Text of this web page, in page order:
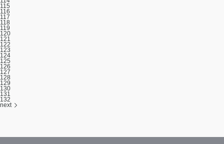
115
116
117
118
119
120
121
122
123
124
125
126
127
128
129
130
131
132
next